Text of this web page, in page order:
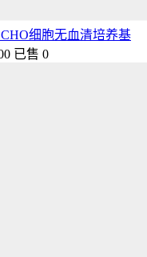
细胞无血清培养基
已售 0